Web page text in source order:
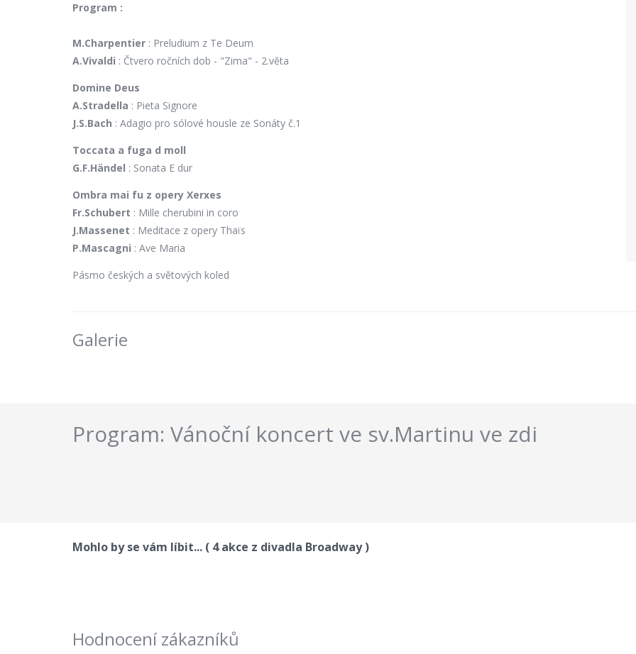
Program :
M.Charpentier : Preludium z Te Deum
A.Vivaldi : Čtvero ročních dob - "Zima" - 2.věta
Domine Deus
A.Stradella : Pieta Signore
J.S.Bach : Adagio pro sólové housle ze Sonáty č.1
Toccata a fuga d moll
G.F.Händel : Sonata E dur
Ombra mai fu z opery Xerxes
Fr.Schubert : Mille cherubini in coro
J.Massenet : Meditace z opery Thaïs
P.Mascagni : Ave Maria
Pásmo českých a světových koled
Galerie
Program: Vánoční koncert ve sv.Martinu ve zdi
Mohlo by se vám líbit... ( 4 akce z divadla Broadway )
Hodnocení zákazníků